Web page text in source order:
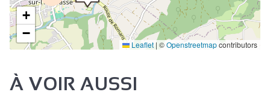
+
−
Leaflet | ©Openstreetmapcontributors
À VOIR AUSSI